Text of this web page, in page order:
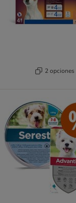
2 opciones